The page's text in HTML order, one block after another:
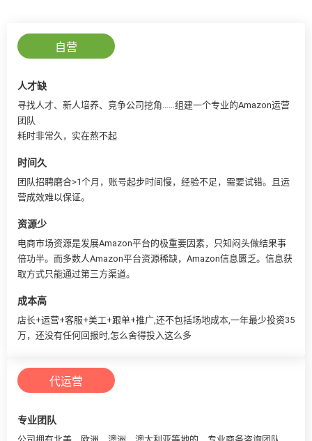
自营
人才缺
寻找人才、新人培养、竞争公司挖角……组建一个专业的Amazon运营
团队
耗时非常久，实在熬不起
时间久
团队招聘磨合>1个月，账号起步时间慢，经验不足，需要试错。且运
营成效难以保证。
资源少
电商市场资源是发展Amazon平台的极重要因素，只知闷头做结果事
倍功半。而多数人Amazon平台资源稀缺，Amazon信息匮乏。信息获
取方式只能通过第三方渠道。
成本高
店长+运营+客服+美工+跟单+推广,还不包括场地成本,一年最少投资35
万，还没有任何回报时,怎么舍得投入这么多
代运营
专业团队